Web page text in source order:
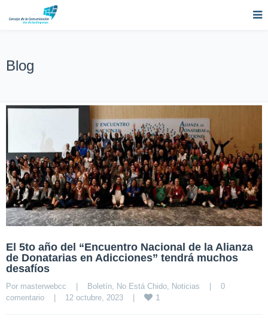
Blog
El 5to año del “Encuentro Nacional de la Alianza
de Donatarias en Adicciones” tendrá muchos
desafíos
Por masterwebcc | Boletín No Está Chido Noticias |
0
comentario
| 12 octubre, 2023 | 1